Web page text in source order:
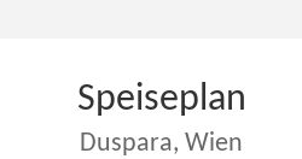
Speiseplan
Duspara, Wien